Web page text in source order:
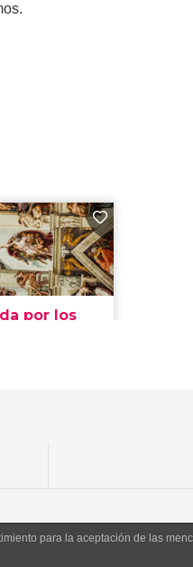
para la aceptación de las